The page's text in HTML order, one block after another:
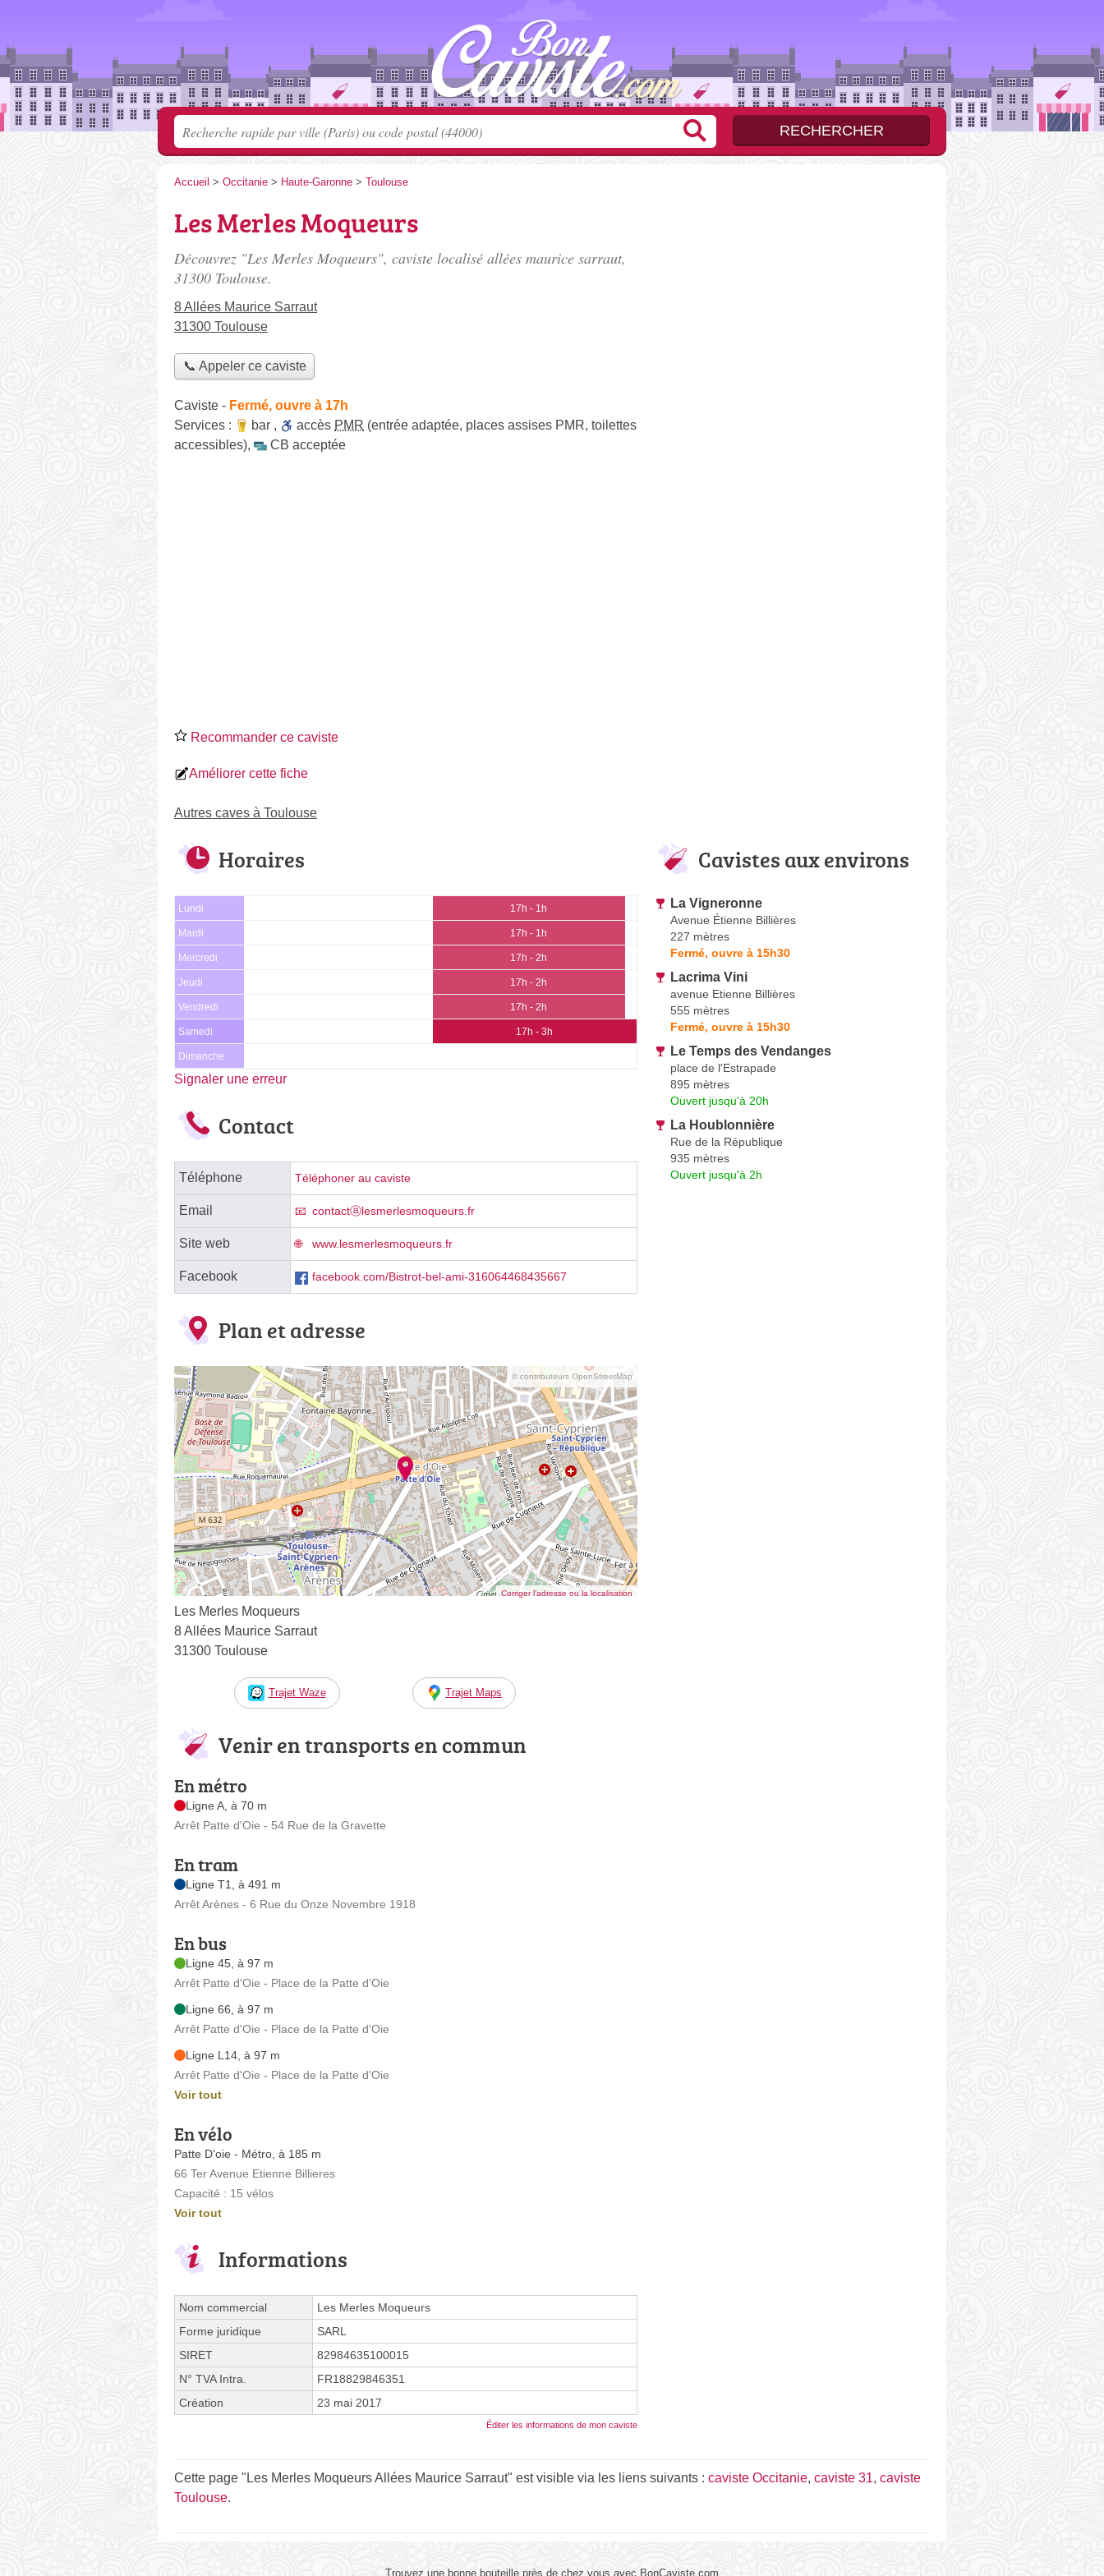
Accueil > Occitanie > Haute-Garonne > Toulouse
Les Merles Moqueurs
Découvrez "Les Merles Moqueurs", caviste localisé allées maurice sarraut,
31300 Toulouse.
8 Allées Maurice Sarraut
31300 Toulouse
📞 Appeler ce caviste
Caviste - Fermé, ouvre à 17h
Services :
bar , accès PMR (entrée adaptée, places assises PMR, toilettes
accessibles), CB acceptée
Recommander ce caviste
Améliorer cette fiche
Autres caves à Toulouse
Horaires
Lundi 17h - 1h
Mardi 17h - 1h
Mercredi 17h - 2h
Jeudi 17h - 2h
Vendredi 17h - 2h
Samedi 17h - 3h
Dimanche
Signaler une erreur
Contact
Téléphone Téléphoner au caviste
Email contactⓐlesmerlesmoqueurs.fr
Site web www.lesmerlesmoqueurs.fr
Facebook facebook.com/Bistrot-bel-ami-316064468435667
Plan et adresse
© contributeurs OpenStreetMap
Corriger l’adresse ou la localisation
Les Merles Moqueurs
8 Allées Maurice Sarraut
31300 Toulouse
Trajet Waze Trajet Maps
Venir en transports en commun
En métro
Ligne A, à 70 m
Arrêt Patte d'Oie - 54 Rue de la Gravette
En tram
Ligne T1, à 491 m
Arrêt Arènes - 6 Rue du Onze Novembre 1918
En bus
Ligne 45, à 97 m
Arrêt Patte d'Oie - Place de la Patte d'Oie
Ligne 66, à 97 m
Arrêt Patte d'Oie - Place de la Patte d'Oie
Ligne L14, à 97 m
Arrêt Patte d'Oie - Place de la Patte d'Oie
Voir tout
En vélo
Patte D'oie - Métro, à 185 m
66 Ter Avenue Etienne Billieres
Capacité : 15 vélos
Voir tout
Informations
Nom commercial
Les Merles Moqueurs
Forme juridique
SARL
SIRET
82984635100015
N° TVA Intra.
FR18829846351
Création
23 mai 2017
Éditer les informations de mon caviste
Cavistes aux environs
La Vigneronne
Avenue Étienne Billières
227 mètres
Fermé, ouvre à 15h30
Lacrima Vini
avenue Etienne Billières
555 mètres
Fermé, ouvre à 15h30
Le Temps des Vendanges
place de l'Estrapade
895 mètres
Ouvert jusqu'à 20h
La Houblonnière
Rue de la République
935 mètres
Ouvert jusqu'à 2h
Cette page "Les Merles Moqueurs Allées Maurice Sarraut" est visible via les liens suivants : caviste Occitanie, caviste 31, caviste
Toulouse.
Trouvez une bonne bouteille près de chez vous avec BonCaviste.com